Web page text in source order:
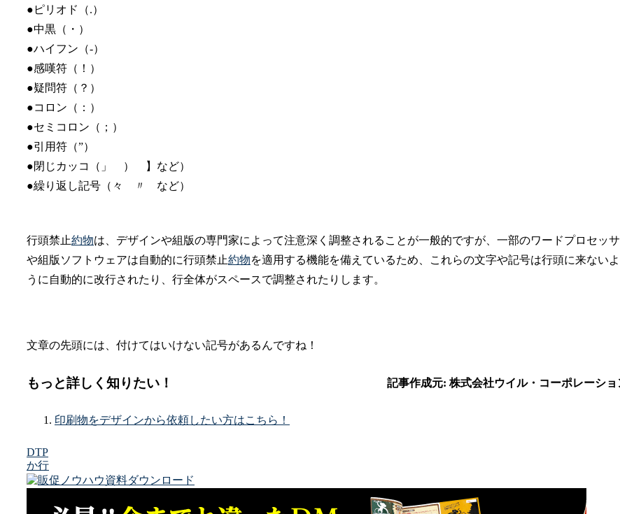
●ピリオド（.）
●中黒（・）
●ハイフン（-）
●感嘆符（！）
●疑問符（？）
●コロン（：）
●セミコロン（；）
●引用符（”）
●閉じカッコ（」 ） 】など）
●繰り返し記号（々 〃 など）
行頭禁止約物は、デザインや組版の専門家によって注意深く調整されることが一般的ですが、一部のワードプロセッサ
や組版ソフトウェアは自動的に行頭禁止約物を適用する機能を備えているため、これらの文字や記号は行頭に来ないよ
うに自動的に改行されたり、行全体がスペースで調整されたりします。
文章の先頭には、付けてはいけない記号があるんですね！
もっと詳しく知りたい！
印刷物をデザインから依頼したい方はこちら！
DTP
か行